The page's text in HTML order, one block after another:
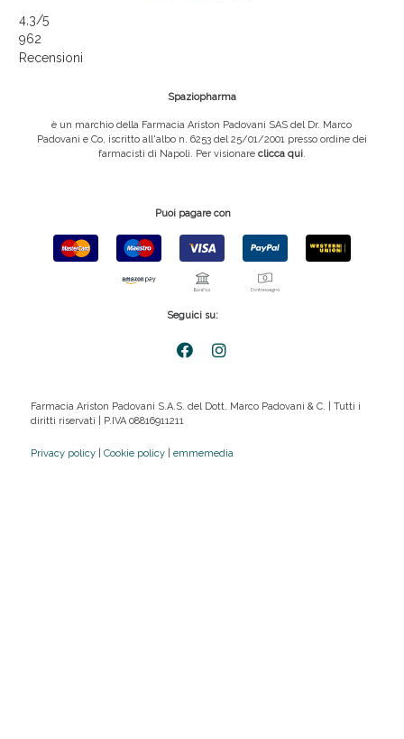
4,3/5
962
Recensioni
Spaziopharma
è un marchio della Farmacia Ariston Padovani SAS del Dr. Marco
Padovani e Co, iscritto all'albo n. 6253 del 25/01/2001 presso ordine dei
farmacisti di Napoli. Per visionare clicca qui.
Puoi pagare con
Seguici su:
Farmacia Ariston Padovani S.A.S. del Dott. Marco Padovani & C. | Tutti i
diritti riservati | P.IVA 08816911211
Privacy policy| Cookie policy| emmemedia